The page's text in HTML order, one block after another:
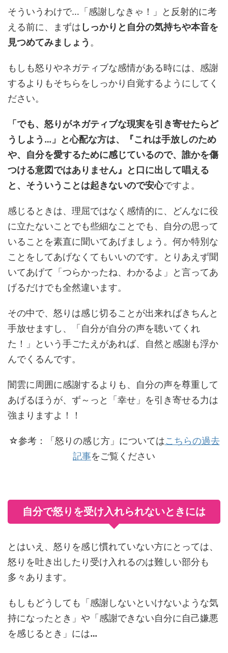
そういうわけで…「感謝しなきゃ！」と反射的に考
える前に、まずは しっかりと自分の気持ちや本音を
見つめてみましょう 。
もしも怒りやネガティブな感情がある時には、感謝
するよりもそちらをしっかり自覚するようにしてく
ださい。
「でも、 怒りがネガティブな現実を引き寄せたらど
うしよう…」と心配な方は、『これは手放しのため
や、自分を愛するために感じているので、誰かを傷
つける意図ではありません』と口に出して唱える
と、そういうことは起きないので安心ですよ。
感じるときは、理屈ではなく感情的に、どんなに役
に立たないことでも些細なことでも、自分の思って
いることを素直に聞いてあげましょう。何か特別な
ことをしてあげなくてもいいのです。とりあえず聞
いてあげて「つらかったね、わかるよ」と言ってあ
げるだけでも全然違います。
その中で、怒りは感じ切ることが出来ればきちんと
手放せますし、「自分が自分の声を聴いてくれ
た！」という手ごたえがあれば、自然と感謝も浮か
んでくるんです。
闇雲に周囲に感謝するよりも、自分の声を尊重して
あげるほうが、ず～っと「幸せ」を引き寄せる力は
強まりますよ！！
☆参考：「怒りの感じ方」についてはこちらの過去
記事をご覧ください
自分で怒りを受け入れられないときには
とはいえ、怒りを感じ慣れていない方にとっては、
怒りを吐き出したり受け入れるのは難しい部分も
多々あります。
もしもどうしても「感謝しないといけないような気
持になったとき」や「感謝できない自分に自己嫌悪
を感じるとき」には…